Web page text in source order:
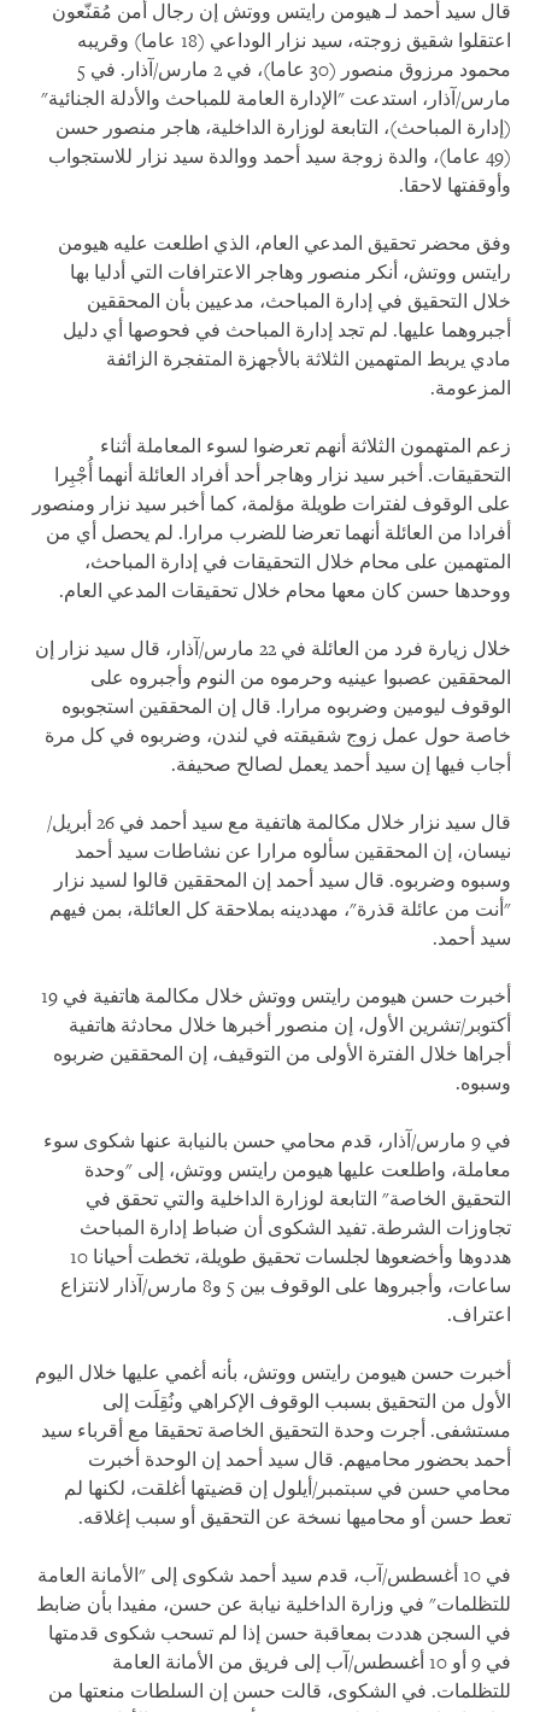
قال سيد أحمد لـ هيومن رايتس ووتش إن رجال أمن مُقنّعون
اعتقلوا شقيق زوجته، سيد نزار الوداعي (18 عاما) وقريبه
محمود مرزوق منصور (30 عاما)، في 2 مارس/آذار. في 5
مارس/آذار، استدعت "الإدارة العامة للمباحث والأدلة الجنائية"
(إدارة المباحث)، التابعة لوزارة الداخلية، هاجر منصور حسن
(49 عاما)، والدة زوجة سيد أحمد ووالدة سيد نزار للاستجواب
وأوقفتها لاحقا.
وفق محضر تحقيق المدعي العام، الذي اطلعت عليه هيومن
رايتس ووتش، أنكر منصور وهاجر الاعترافات التي أدليا بها
خلال التحقيق في إدارة المباحث، مدعيين بأن المحققين
أجبروهما عليها. لم تجد إدارة المباحث في فحوصها أي دليل
مادي يربط المتهمين الثلاثة بالأجهزة المتفجرة الزائفة
المزعومة.
زعم المتهمون الثلاثة أنهم تعرضوا لسوء المعاملة أثناء
التحقيقات. أخبر سيد نزار وهاجر أحد أفراد العائلة أنهما أُجْبِرا
على الوقوف لفترات طويلة مؤلمة، كما أخبر سيد نزار ومنصور
أفرادا من العائلة أنهما تعرضا للضرب مرارا. لم يحصل أي من
المتهمين على محام خلال التحقيقات في إدارة المباحث،
ووحدها حسن كان معها محام خلال تحقيقات المدعي العام.
خلال زيارة فرد من العائلة في 22 مارس/آذار، قال سيد نزار إن
المحققين عصبوا عينيه وحرموه من النوم وأجبروه على
الوقوف ليومين وضربوه مرارا. قال إن المحققين استجوبوه
خاصة حول عمل زوج شقيقته في لندن، وضربوه في كل مرة
أجاب فيها إن سيد أحمد يعمل لصالح صحيفة.
قال سيد نزار خلال مكالمة هاتفية مع سيد أحمد في 26 أبريل/
نيسان، إن المحققين سألوه مرارا عن نشاطات سيد أحمد
وسبوه وضربوه. قال سيد أحمد إن المحققين قالوا لسيد نزار
"أنت من عائلة قذرة"، مهددينه بملاحقة كل العائلة، بمن فيهم
سيد أحمد.
أخبرت حسن هيومن رايتس ووتش خلال مكالمة هاتفية في 19
أكتوبر/تشرين الأول، إن منصور أخبرها خلال محادثة هاتفية
أجراها خلال الفترة الأولى من التوقيف، إن المحققين ضربوه
وسبوه.
في 9 مارس/آذار، قدم محامي حسن بالنيابة عنها شكوى سوء
معاملة، واطلعت عليها هيومن رايتس ووتش، إلى "وحدة
التحقيق الخاصة" التابعة لوزارة الداخلية والتي تحقق في
تجاوزات الشرطة. تفيد الشكوى أن ضباط إدارة المباحث
هددوها وأخضعوها لجلسات تحقيق طويلة، تخطت أحيانا 10
ساعات، وأجبروها على الوقوف بين 5 و8 مارس/آذار لانتزاع
اعتراف.
أخبرت حسن هيومن رايتس ووتش، بأنه أغمي عليها خلال اليوم
الأول من التحقيق بسبب الوقوف الإكراهي ونُقِلَت إلى
مستشفى. أجرت وحدة التحقيق الخاصة تحقيقا مع أقرباء سيد
أحمد بحضور محاميهم. قال سيد أحمد إن الوحدة أخبرت
محامي حسن في سبتمبر/أيلول إن قضيتها أغلقت، لكنها لم
تعط حسن أو محاميها نسخة عن التحقيق أو سبب إغلاقه.
في 10 أغسطس/آب، قدم سيد أحمد شكوى إلى "الأمانة العامة
للتظلمات" في وزارة الداخلية نيابة عن حسن، مفيدا بأن ضابط
في السجن هددت بمعاقبة حسن إذا لم تسحب شكوى قدمتها
في 9 أو 10 أغسطس/آب إلى فريق من الأمانة العامة
للتظلمات. في الشكوى، قالت حسن إن السلطات منعتها من